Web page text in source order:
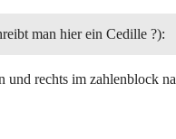
man hier ein Cedille ?):
rechts im zahlenblock